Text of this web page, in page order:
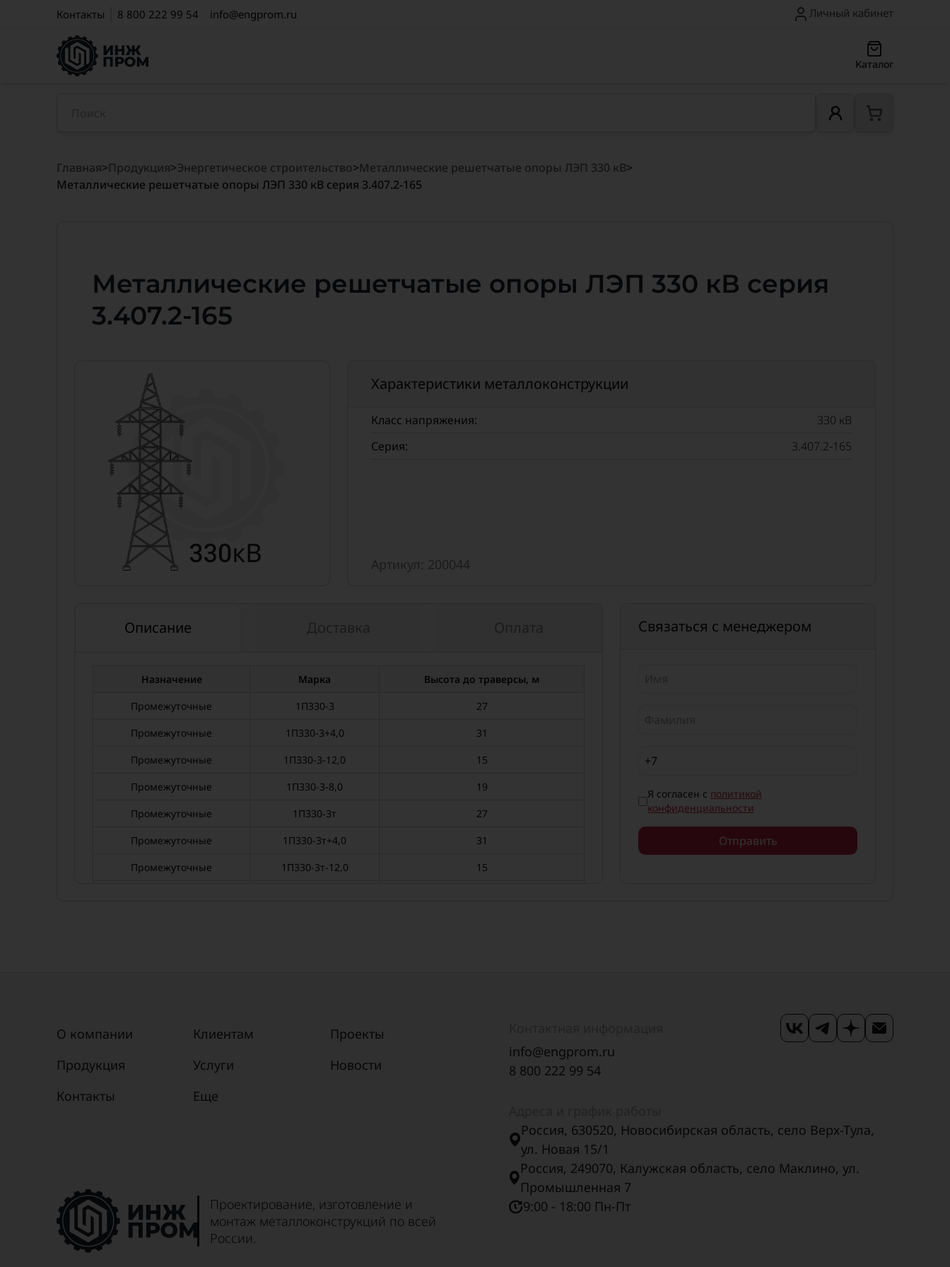
Контакты 8 800 222 99 54 info@engprom.ru Личный кабинет
Каталог
Главная>Продукция>Энергетическое строительство>Металлические решетчатые опоры ЛЭП 330 кВ>
Металлические решетчатые опоры ЛЭП 330 кВ серия 3.407.2-165
Металлические решетчатые опоры ЛЭП 330 кВ серия
3.407.2-165
Характеристики металлоконструкции
Класс напряжения:
330 кВ
Серия:
3.407.2-165
Артикул: 200044
Описание
Назначение Марка
Высота до траверсы, м
Промежуточные
1П330-3
27
Промежуточные
1П330-3+4,0
31
Промежуточные
1П330-3-12,0
15
Промежуточные
1П330-3-8,0
19
Промежуточные
1П330-3т
27
Промежуточные
1П330-3т+4,0
31
Промежуточные
1П330-3т-12,0
15
Промежуточные
2П330-5т-12,0
Связаться с менеджером
Я согласен с политикой
конфиденциальности
Отправить
О компании Клиентам
Проекты
Продукция
Услуги
Новости
Контакты
Еще
Проектирование, изготовление и
монтаж металлоконструкций по всей
России.
info@engprom.ru
8 800 222 99 54
Россия, 630520, Новосибирская область, село Верх-Тула,
ул. Новая 15/1
Россия, 249070, Калужская область, село Маклино, ул.
Промышленная 7
9:00 - 18:00 Пн-Пт